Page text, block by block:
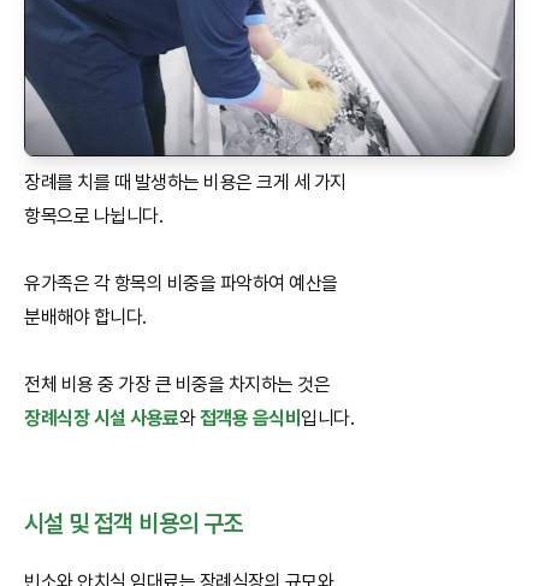
장례를 치를 때 발생하는 비용은 크게 세 가지
항목으로 나뉩니다.
유가족은 각 항목의 비중을 파악하여 예산을
분배해야 합니다.
전체 비용 중 가장 큰 비중을 차지하는 것은
장례식장 시설 사용료와접객용 음식비 입니다.
시설 및 접객 비용의 구조